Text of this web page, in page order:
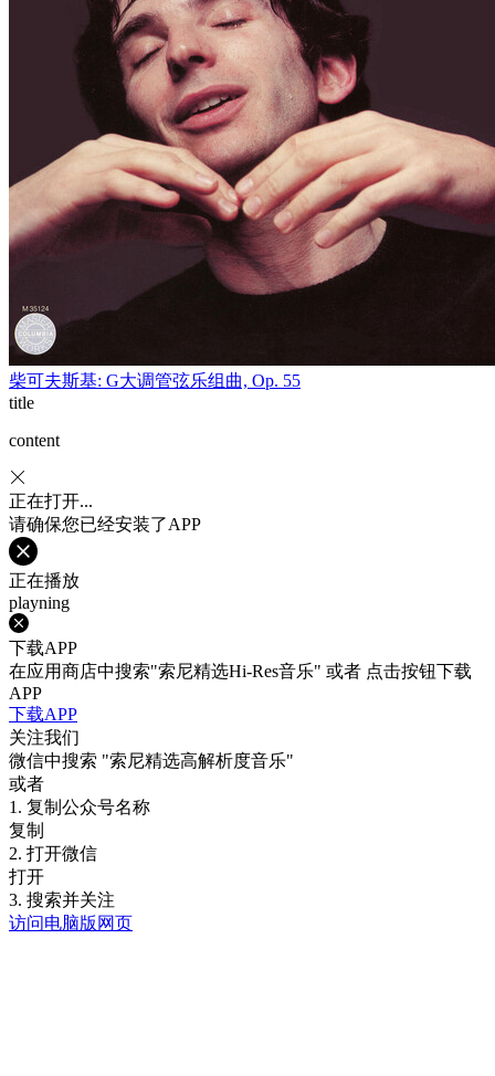
柴可夫斯基: G大调管弦乐组曲, Op. 55
title
content
正在打开...
请确保您已经安装了APP
正在播放
playning
下载APP
在应用商店中搜索"索尼精选Hi-Res音乐" 或者 点击按钮下载
APP
下载APP
关注我们
微信中搜索 "索尼精选高解析度音乐"
或者
1. 复制公众号名称
复制
2. 打开微信
打开
3. 搜索并关注
访问电脑版网页